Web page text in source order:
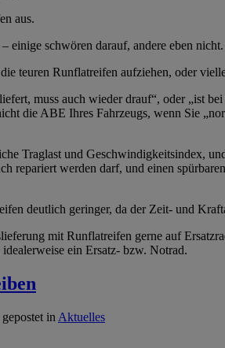
aus.
schwören darauf, andere eben nicht.
teuren Runflatreifen aufziehen, oder
muss auch wieder drauf“, oder „ist
die ABE Ihres Fahrzeugs, wenn Sie
Traglast und Geschwindigkeitsindex,
repariert werden darf, und einen
deutlich geringer, da der Zeit- und
mit Runflatreifen gerne auf
ein Ersatz- bzw. Notrad.
in Aktuelles